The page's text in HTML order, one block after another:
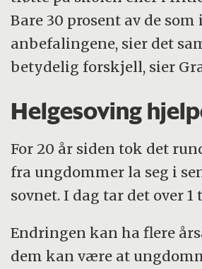
Bare 30 prosent av de
anbefalingene, sier det
betydelig forskjell, sier
Helgesoving
For 20 år siden tok det
fra ungdommer la seg i
sovnet. I dag tar det over 1
Endringen kan ha flere
dem kan være at